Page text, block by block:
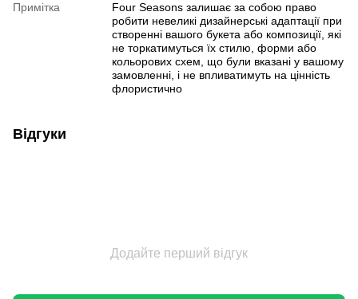
Примітка
Four Seasons залишає за собою право
робити невеликі дизайнерські адаптації при
створенні вашого букета або композиції, які
не торкатимуться їх стилю, форми або
кольорових схем, що були вказані у вашому
замовленні, і не впливатимуть на цінність
флористично
Відгуки
Додайте перший відгук